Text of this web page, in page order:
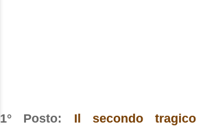
1° Posto: Il secondo tragico